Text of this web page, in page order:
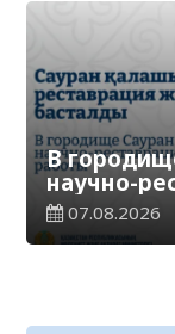
В
научно-
07.08.2026